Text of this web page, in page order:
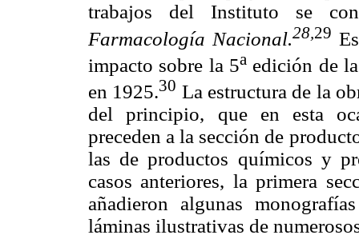
trabajos del Instituto se
Farmacología Nacional.28,29
impacto sobre la 5aedición de
en 1925.30 La estructura de la
del principio, que en esta
preceden a la sección de
las de productos químicos y
casos anteriores, la primera
añadieron algunas
láminas ilustrativas de